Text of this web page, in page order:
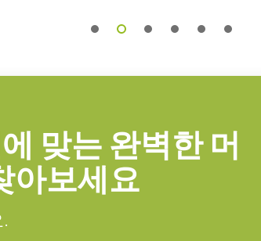
합니다(단독 주문 불가).
된 전원 공급 장치
장치 - 전원 코드 미포함.
맞는 완벽한 머
아보세요